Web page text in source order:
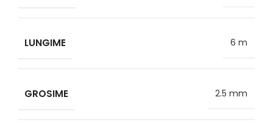
LUNGIME 6 m
GROSIME 2.5 mm